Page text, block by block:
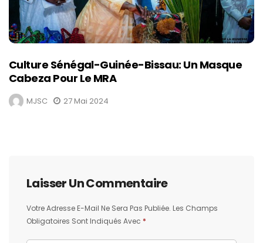
Culture Sénégal-Guinée-Bissau: Un Masque
Cabeza Pour Le MRA
MJSC 27 Mai 2024
Laisser Un Commentaire
Votre Adresse E-Mail Ne Sera Pas Publiée. Les Champs
Obligatoires Sont Indiqués Avec *